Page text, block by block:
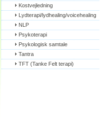
Kostvejledning
Lydterapi/lydhealing/voicehealing
NLP
Psykoterapi
Psykologisk samtale
Tantra
TFT (Tanke Felt terapi)